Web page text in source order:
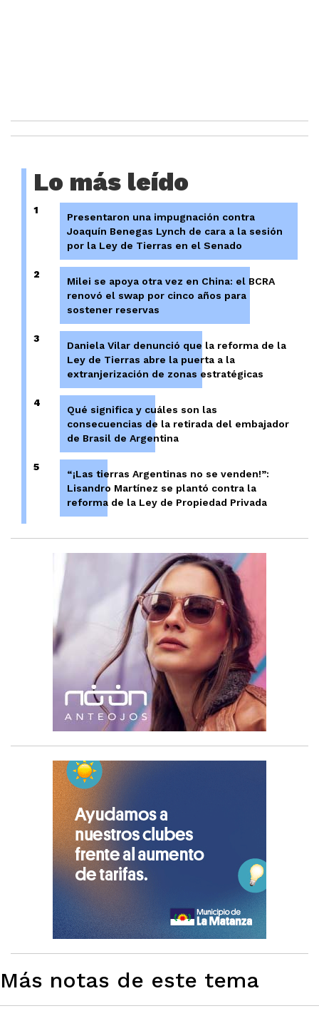
Lo más leído
1
Presentaron una impugnación contra
Joaquín Benegas Lynch de cara a la sesión
por la Ley de Tierras en el Senado
2
Milei se apoya otra vez en China: el BCRA
renovó el swap por cinco años para
sostener reservas
3
Daniela Vilar denunció que la reforma de la
Ley de Tierras abre la puerta a la
extranjerización de zonas estratégicas
4
Qué significa y cuáles son las
consecuencias de la retirada del embajador
de Brasil de Argentina
5
“¡Las tierras Argentinas no se venden!”:
Lisandro Martínez se plantó contra la
reforma de la Ley de Propiedad Privada
Más notas de este tema